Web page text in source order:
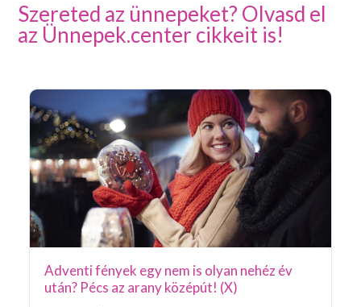
Szereted az ünnepeket? Olvasd el
az Ünnepek.center cikkeit is!
Adventi fények egy nem is olyan nehéz év
után? Pécs az arany középút! (X)